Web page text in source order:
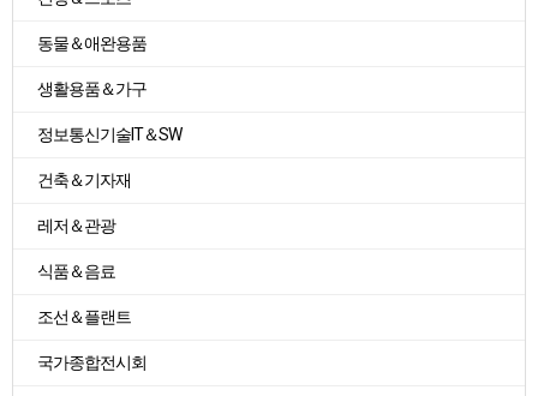
동물＆애완용품
생활용품＆가구
정보통신기술IT＆SW
건축＆기자재
레저＆관광
식품＆음료
조선＆플랜트
국가종합전시회